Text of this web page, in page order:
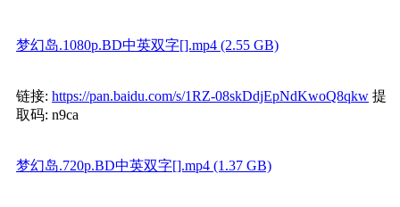
梦幻岛.1080p.BD中英双字[].mp4 (2.55 GB)
链接: https://pan.baidu.com/s/1RZ-08skDdjEpNdKwoQ8qkw 提
取码: n9ca
梦幻岛.720p.BD中英双字[].mp4 (1.37 GB)